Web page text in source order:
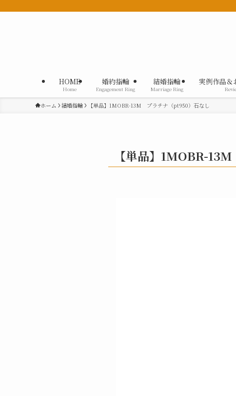
HOME
Home
婚約指輪
Engagement Ring
結婚指輪
Marriage Ring
実例作品＆
ホーム 結婚指輪 【単品】1MOBR-13M プラチナ（pt950）石なし
【単品】1MOBR-